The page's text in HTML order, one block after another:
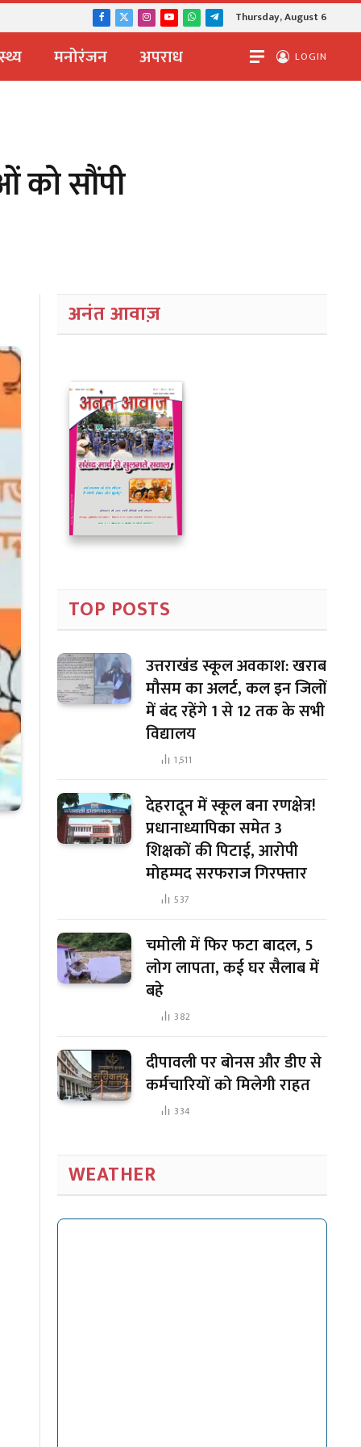
Facebook
X
Instagram
YouTubeWhatsApp
TelegramThursday, August 6
मनोरंजन अपराध LOGIN
को सौंपी
अनंत आवाज़
TOP POSTS
उत्तराखंड स्कूल अवकाश: खराब
मौसम का अलर्ट, कल इन जिलों
में बंद रहेंगे 1 से 12 तक के सभी
विद्यालय
1,511
देहरादून में स्कूल बना रणक्षेत्र!
प्रधानाध्यापिका समेत 3
शिक्षकों की पिटाई, आरोपी
मोहम्मद सरफराज गिरफ्तार
537
चमोली में फिर फटा बादल, 5
लोग लापता, कई घर सैलाब में
बहे
382
दीपावली पर बोनस और डीए से
कर्मचारियों को मिलेगी राहत
334
WEATHER